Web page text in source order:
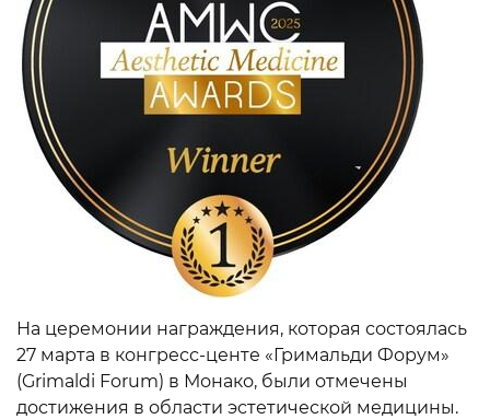
На церемонии награждения, которая состоялась
27 марта в конгресс-центе «Гримальди Форум»
(Grimaldi Forum) в Монако, были отмечены
достижения в области эстетической медицины.